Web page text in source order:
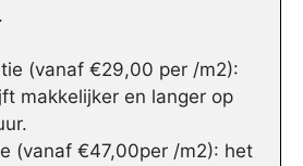
(vanaf €29,00 per /m2):
makkelijker en langer op
(vanaf €47,00per /m2): het